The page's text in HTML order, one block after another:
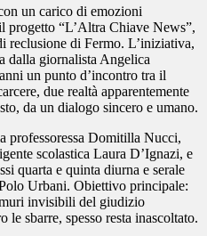
un carico di emozioni
progetto “L’Altra Chiave News”,
reclusione di Fermo. L’iniziativa,
dalla giornalista Angelica
un punto d’incontro tra il
due realtà apparentemente
da un dialogo sincero e umano.
professoressa Domitilla Nucci,
scolastica Laura D’Ignazi, e
quarta e quinta diurna e serale
Urbani. Obiettivo principale:
invisibili del giudizio
le sbarre, spesso resta inascoltato.